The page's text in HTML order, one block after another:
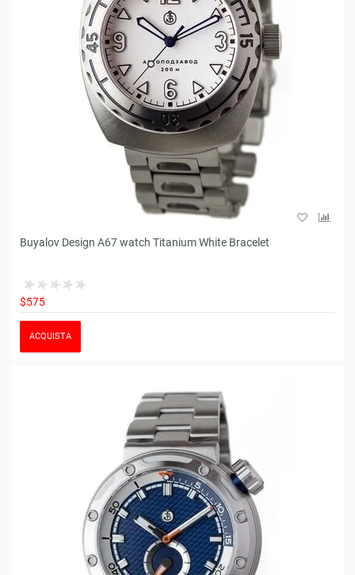
Buyalov Design A67 watch Titanium White Bracelet
$575
ACQUISTA